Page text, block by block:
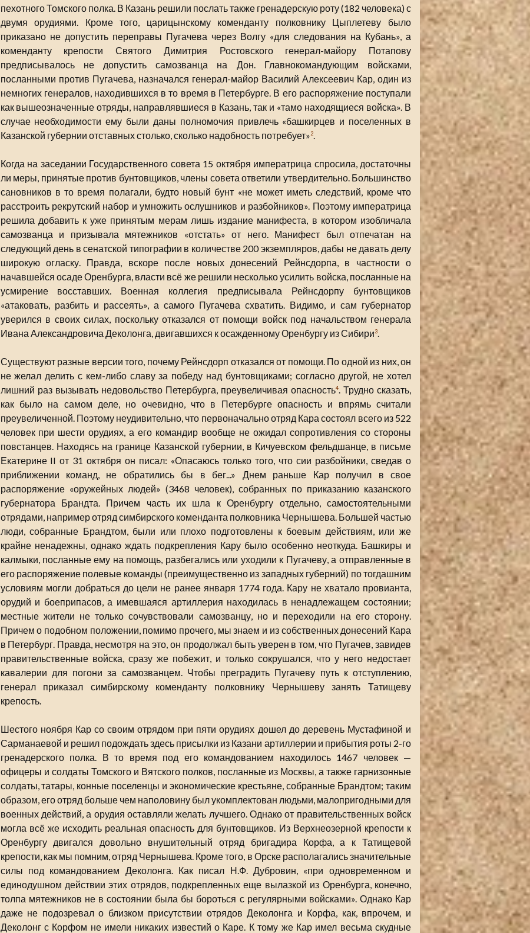
пехотного Томского полка. В Казань решили послать также гренадерскую роту (182 человека) с
двумя орудиями. Кроме того, царицынскому коменданту полковнику Цыплетеву было
приказано не допустить переправы Пугачева через Волгу «для следования на Кубань», а
коменданту крепости Святого Димитрия Ростовского генерал-майору Потапову
предписывалось не допустить самозванца на Дон. Главнокомандующим войсками,
посланными против Пугачева, назначался генерал-майор Василий Алексеевич Кар, один из
немногих генералов, находившихся в то время в Петербурге. В его распоряжение поступали
как вышеозначенные отряды, направлявшиеся в Казань, так и «тамо находящиеся войска». В
случае необходимости ему были даны полномочия привлечь «башкирцев и поселенных в
Казанской губернии отставных столько, сколько надобность потребует»2.
Когда на заседании Государственного совета 15 октября императрица спросила, достаточны
ли меры, принятые против бунтовщиков, члены совета ответили утвердительно. Большинство
сановников в то время полагали, будто новый бунт «не может иметь следствий, кроме что
расстроить рекрутский набор и умножить ослушников и разбойников». Поэтому императрица
решила добавить к уже принятым мерам лишь издание манифеста, в котором изобличала
самозванца и призывала мятежников «отстать» от него. Манифест был отпечатан на
следующий день в сенатской типографии в количестве 200 экземпляров, дабы не давать делу
широкую огласку. Правда, вскоре после новых донесений Рейнсдорпа, в частности о
начавшейся осаде Оренбурга, власти всё же решили несколько усилить войска, посланные на
усмирение восставших. Военная коллегия предписывала Рейнсдорпу бунтовщиков
«атаковать, разбить и рассеять», а самого Пугачева схватить. Видимо, и сам губернатор
уверился в своих силах, поскольку отказался от помощи войск под начальством генерала
Ивана Александровича Деколонга, двигавшихся к осажденному Оренбургу из Сибири3.
Существуют разные версии того, почему Рейнсдорп отказался от помощи. По одной из них, он
не желал делить с кем-либо славу за победу над бунтовщиками; согласно другой, не хотел
лишний раз вызывать недовольство Петербурга, преувеличивая опасность4. Трудно сказать,
как было на самом деле, но очевидно, что в Петербурге опасность и впрямь считали
преувеличенной. Поэтому неудивительно, что первоначально отряд Кара состоял всего из 522
человек при шести орудиях, а его командир вообще не ожидал сопротивления со стороны
повстанцев. Находясь на границе Казанской губернии, в Кичуевском фельдшанце, в письме
Екатерине II от 31 октября он писал: «Опасаюсь только того, что сии разбойники, сведав о
приближении команд, не обратились бы в бег...» Днем раньше Кар получил в свое
распоряжение «оружейных людей» (3468 человек), собранных по приказанию казанского
губернатора Брандта. Причем часть их шла к Оренбургу отдельно, самостоятельными
отрядами, например отряд симбирского коменданта полковника Чернышева. Большей частью
люди, собранные Брандтом, были или плохо подготовлены к боевым действиям, или же
крайне ненадежны, однако ждать подкрепления Кару было особенно неоткуда. Башкиры и
калмыки, посланные ему на помощь, разбегались или уходили к Пугачеву, а отправленные в
его распоряжение полевые команды (преимущественно из западных губерний) по тогдашним
условиям могли добраться до цели не ранее января 1774 года. Кару не хватало провианта,
орудий и боеприпасов, а имевшаяся артиллерия находилась в ненадлежащем состоянии;
местные жители не только сочувствовали самозванцу, но и переходили на его сторону.
Причем о подобном положении, помимо прочего, мы знаем и из собственных донесений Кара
в Петербург. Правда, несмотря на это, он продолжал быть уверен в том, что Пугачев, завидев
правительственные войска, сразу же побежит, и только сокрушался, что у него недостает
кавалерии для погони за самозванцем. Чтобы преградить Пугачеву путь к отступлению,
генерал приказал симбирскому коменданту полковнику Чернышеву занять Татищеву
крепость.
Шестого ноября Кар со своим отрядом при пяти орудиях дошел до деревень Мустафиной и
Сарманаевой и решил подождать здесь присылки из Казани артиллерии и прибытия роты 2-го
гренадерского полка. В то время под его командованием находилось 1467 человек —
офицеры и солдаты Томского и Вятского полков, посланные из Москвы, а также гарнизонные
солдаты, татары, конные поселенцы и экономические крестьяне, собранные Брандтом; таким
образом, его отряд больше чем наполовину был укомплектован людьми, малопригодными для
военных действий, а орудия оставляли желать лучшего. Однако от правительственных войск
могла всё же исходить реальная опасность для бунтовщиков. Из Верхнеозерной крепости к
Оренбургу двигался довольно внушительный отряд бригадира Корфа, а к Татищевой
крепости, как мы помним, отряд Чернышева. Кроме того, в Орске располагались значительные
силы под командованием Деколонга. Как писал Н.Ф. Дубровин, «при одновременном и
единодушном действии этих отрядов, подкрепленных еще вылазкой из Оренбурга, конечно,
толпа мятежников не в состоянии была бы бороться с регулярными войсками». Однако Кар
даже не подозревал о близком присутствии отрядов Деколонга и Корфа, как, впрочем, и
Деколонг с Корфом не имели никаких известий о Каре. К тому же Кар имел весьма скудные